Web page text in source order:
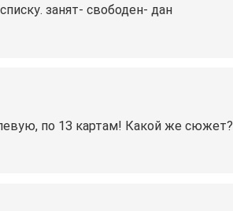
занят- свободен- дан
по 13 картам! Какой же сюжет?